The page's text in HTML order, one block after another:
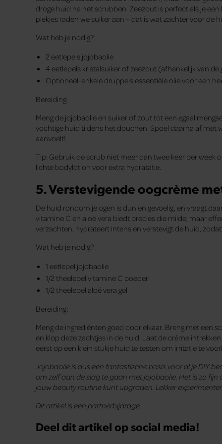
droge huid na het scrubben. Zeezout is perfect als je
plekjes raden we suiker aan – dat is wat zachter voor de
Wat heb je nodig?
2 eetlepels jojobaolie
4 eetlepels kristalsuiker of zeezout (afhankelijk van
Optioneel: enkele druppels essentiële olie voor een
Bereiding:
Meng de jojobaolie en suiker of zout tot een egaal
vochtige huid tijdens het douchen. Spoel daarna af met
aanvoelt!
Tip: Gebruik de scrub niet meer dan twee keer per
lichte bodylotion voor extra hydratatie.
5. Verstevigende oogcrème
De huid rondom je ogen is dun en gevoelig, en vraagt
vitamine C en aloë vera biedt precies die milde, maar
verzachten, hydrateert intens en verstevigt de huid,
Wat heb je nodig?
1 eetlepel jojobaolie
1/2 theelepel vitamine C poeder
1/2 theelepel aloë vera gel
Bereiding:
Meng de ingrediënten goed door elkaar. Breng met een
en klop deze zachtjes in de huid. Laat de crème
eerst op een klein stukje huid te testen om irritatie te
Jojobaolie is dus een fantastische basis voor al je DIY
om zelf aan de slag te gaan met jojobaolie. Het is zo
jouw beauty routine kunt upgraden. Lekker
Dit artikel is een partnerbijdrage.
Deel dit artikel op social media!